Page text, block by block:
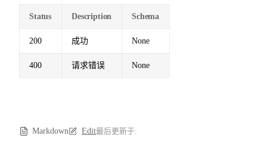
Status Description Schema
200 成功 None
400 请求错误 None
Markdown Edit最后更新于: